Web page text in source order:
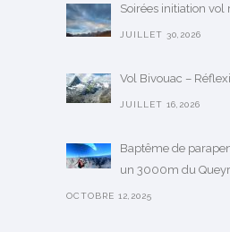
Soirées initiation vol
JUILLET 30,2026
Vol Bivouac –
JUILLET 16,2026
Baptême de
un 3000m du
OCTOBRE 12,2025